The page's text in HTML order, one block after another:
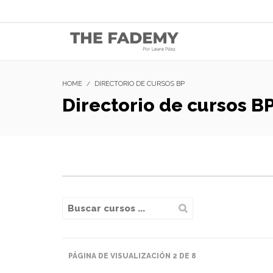
HOME DIRECTORIO DE CURSOS BP
Directorio de cursos
PÁGINA DE VISUALIZACIÓN 2 DE 8